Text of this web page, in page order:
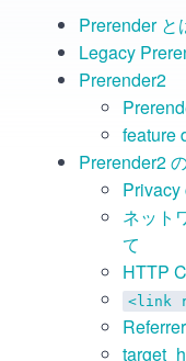
Prerender と
Legacy
Prerender2
feature
Prerender2
ネット
て
HTTP
<link